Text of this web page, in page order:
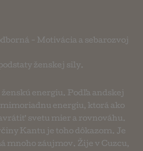
- Motivácia a sebarozvoj
ženskej sily.
energiu. Podľa andskej
energiu, ktorá ako
svetu mier a rovnováhu.
Kantu je toho dôkazom. Je
mnoho záujmov. Žije v Cuzcu,